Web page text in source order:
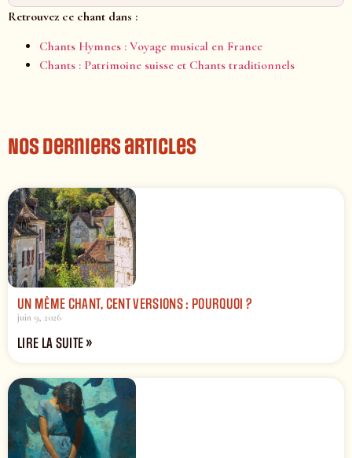
Retrouvez ce chant dans :
Chants Hymnes : Voyage musical en France
Chants : Patrimoine suisse et Chants traditionnels
Nos derniers articles
UN MÊME CHANT, CENT VERSIONS : POURQUOI ?
juin 9, 2026
LIRE LA SUITE »